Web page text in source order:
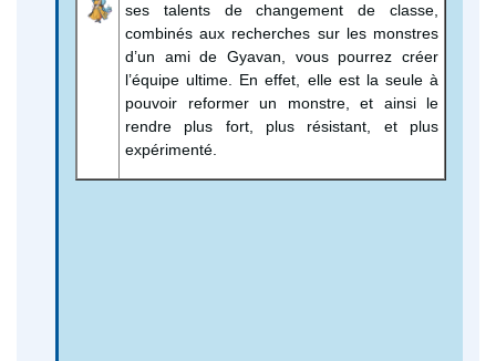
ses talents de changement de classe,
combinés aux recherches sur les monstres
d’un ami de Gyavan, vous pourrez créer
l’équipe ultime. En effet, elle est la seule à
pouvoir reformer un monstre, et ainsi le
rendre plus fort, plus résistant, et plus
expérimenté.